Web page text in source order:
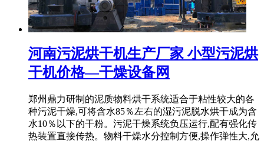
河南污泥烘干机生产厂家 小型污泥烘
干机价格—干燥设备网
郑州鼎力研制的泥质物料烘干系统适合于粘性较大的各
种污泥干燥,可将含水85％左右的湿污泥脱水烘干成为含
水10％以下的干粉。污泥干燥系统负压运行,配有强化传
热装置直接传热。物料干燥水分控制方便,操作弹性大,允